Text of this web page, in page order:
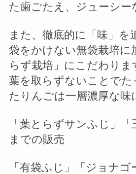
た歯ごたえ、ジューシ
また、徹底的に「味」を
袋をかけない無袋栽培
らず栽培」にこだわりま
葉を取らずないことで
たりんごは一層濃厚な味
「葉とらずサンふじ」
までの販売
「有袋ふじ」「ジョナ